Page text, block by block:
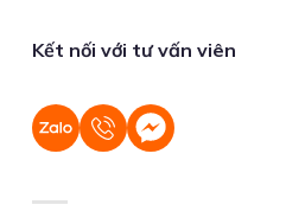
Kết nối với tư vấn viên